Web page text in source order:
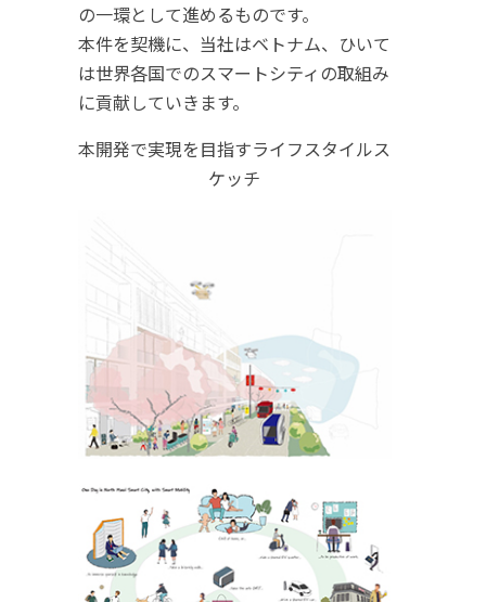
の一環として進めるものです。
本件を契機に、当社はベトナム、ひいて
は世界各国でのスマートシティの取組み
に貢献していきます。
本開発で実現を目指すライフスタイルス
ケッチ